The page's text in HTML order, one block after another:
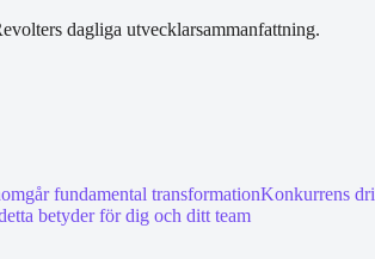
dagliga utvecklarsammanfattning.
fundamental transformationKonkurrens
betyder för dig och ditt team